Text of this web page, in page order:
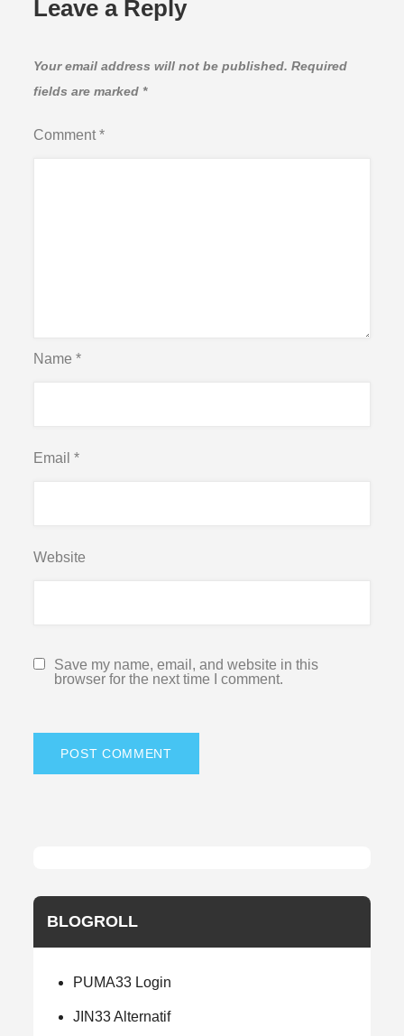
Leave a Reply
Your email address will not be published. Required
fields are marked *
Comment*
Name*
Email*
Website
Save my name, email, and website in this
browser for the next time I comment.
BLOGROLL
PUMA33 Login
JIN33 Alternatif